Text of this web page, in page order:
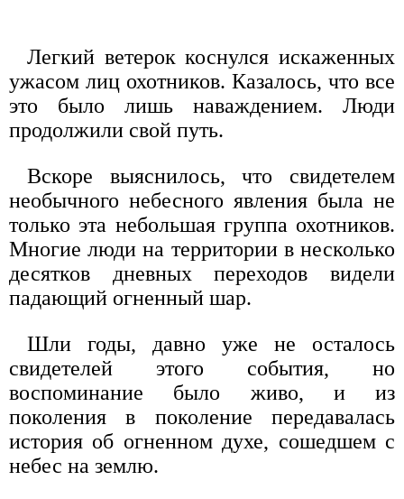
Легкий ветерок коснулся искаженных
ужасом лиц охотников. Казалось, что все
это было лишь наваждением. Люди
продолжили свой путь.
Вскоре выяснилось, что свидетелем
необычного небесного явления была не
только эта небольшая группа охотников.
Многие люди на территории в несколько
десятков дневных переходов видели
падающий огненный шар.
Шли годы, давно уже не осталось
свидетелей этого события, но
воспоминание было живо, и из
поколения в поколение передавалась
история об огненном духе, сошедшем с
небес на землю.